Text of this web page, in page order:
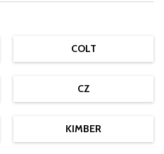
COLT
CZ
KIMBER